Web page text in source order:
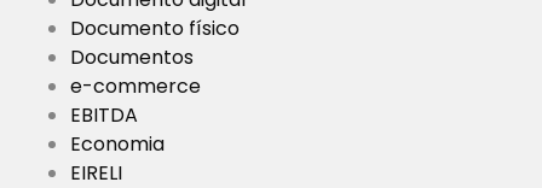
Documento físico
Documentos
e-commerce
EBITDA
Economia
EIRELI